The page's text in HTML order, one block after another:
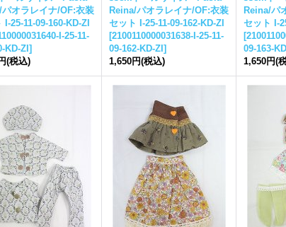
パオラレイナ/OF:衣装
I-25-11-09-160-KD-ZI
I-25-11-
KD-ZI ]
(税込)
Reina/パオラレイナ/OF:衣装
セット I-25-11-09-162-KD-ZI
[2100110000031638-I-25-11-
09-162-KD-ZI ]
1,650円(税込)
Reina/パ
セット I-
[
09-163-
1,650円(